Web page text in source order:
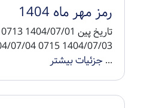
رمز مهر ماه 1404
...جزئیات بیشتر